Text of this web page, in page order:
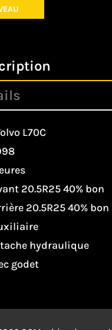
L70C
20.5R25 40% bon
20.5R25 40% bon
hydraulique
godet